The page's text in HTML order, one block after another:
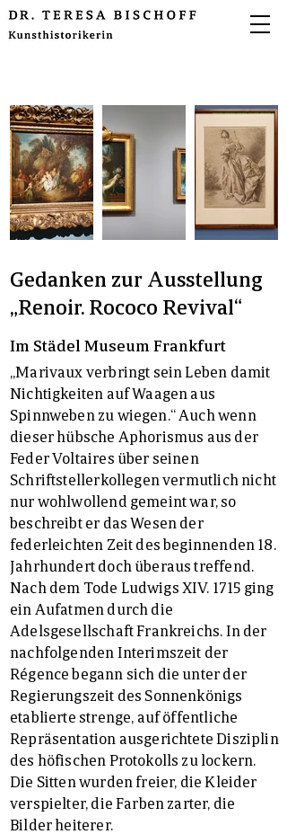
Gedanken zur Ausstellung
„Renoir. Rococo Revival“
Im Städel Museum Frankfurt
„Marivaux verbringt sein Leben damit
Nichtigkeiten auf Waagen aus
Spinnweben zu wiegen.“ Auch wenn
dieser hübsche Aphorismus aus der
Feder Voltaires über seinen
Schriftstellerkollegen vermutlich nicht
nur wohlwollend gemeint war, so
beschreibt er das Wesen der
federleichten Zeit des beginnenden 18.
Jahrhundert doch überaus treffend.
Nach dem Tode Ludwigs XIV. 1715 ging
ein Aufatmen durch die
Adelsgesellschaft Frankreichs. In der
nachfolgenden Interimszeit der
Régence begann sich die unter der
Regierungszeit des Sonnenkönigs
etablierte strenge, auf öffentliche
Repräsentation ausgerichtete Disziplin
des höfischen Protokolls zu lockern.
Die Sitten wurden freier, die Kleider
verspielter, die Farben zarter, die
Bilder heiterer.